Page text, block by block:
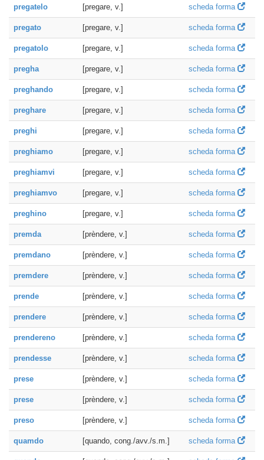
pregatelo [pregare, v.] scheda forma
pregato [pregare, v.] scheda forma
pregatolo [pregare, v.] scheda forma
pregha [pregare, v.] scheda forma
preghando [pregare, v.] scheda forma
preghare [pregare, v.] scheda forma
preghi [pregare, v.] scheda forma
preghiamo [pregare, v.] scheda forma
preghiamvi [pregare, v.] scheda forma
preghiamvo [pregare, v.] scheda forma
preghino [pregare, v.] scheda forma
premda [prèndere, v.] scheda forma
premdano [prèndere, v.] scheda forma
premdere [prèndere, v.] scheda forma
prende [prèndere, v.] scheda forma
prendere [prèndere, v.] scheda forma
prendereno [prèndere, v.] scheda forma
prendesse [prèndere, v.] scheda forma
prese [prèndere, v.] scheda forma
prese [prèndere, v.] scheda forma
preso [prèndere, v.] scheda forma
quamdo [quando, cong./avv./s.m.] scheda forma